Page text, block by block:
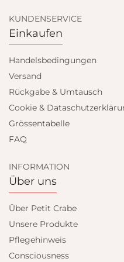
KUNDENSERVICE
Einkaufen
Handelsbedingungen
Versand
Rückgabe & Umtausch
Cookie &
Grössentabelle
FAQ
INFORMATION
Über uns
Über Petit Crabe
Unsere Produkte
Pflegehinweis
Consciousness